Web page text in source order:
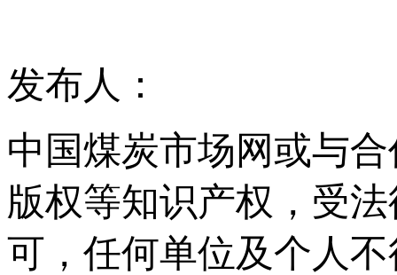
发布人：
中国煤炭市场网或与
版权等知识产权，受
可，任何单位及个人